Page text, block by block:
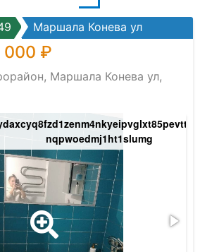
Маршала Конева ул
000 ₽
Маршала Конева ул,
nqpwoedmj1ht1slumg